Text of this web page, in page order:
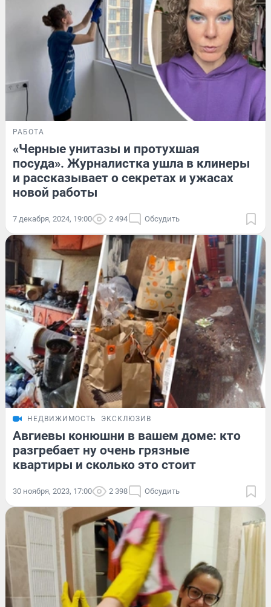
РАБОТА
«Черные унитазы и протухшая
посуда». Журналистка ушла в клинеры
и рассказывает о секретах и ужасах
новой работы
7 декабря, 2024, 19:00 2 494 Обсудить
НЕДВИЖИМОСТЬ ЭКСКЛЮЗИВ
Авгиевы конюшни в вашем доме: кто
разгребает ну очень грязные
квартиры и сколько это стоит
30 ноября, 2023, 17:00 2 398 Обсудить